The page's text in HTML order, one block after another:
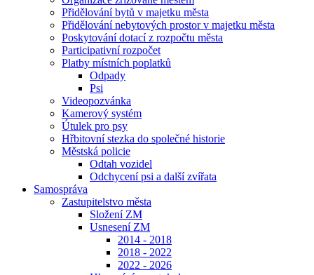
Přidělování bytů v majetku města
Přidělování nebytových prostor v majetku města
Poskytování dotací z rozpočtu města
Participativní rozpočet
Platby místních poplatků
Odpady
Psi
Videopozvánka
Kamerový systém
Útulek pro psy
Hřbitovní stezka do společné historie
Městská policie
Odtah vozidel
Odchycení psi a další zvířata
Samospráva
Zastupitelstvo města
Složení ZM
Usnesení ZM
2014 - 2018
2018 - 2022
2022 - 2026